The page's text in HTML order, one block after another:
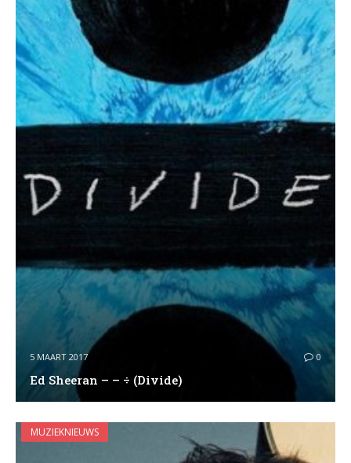
5 MAART 2017 0
Ed Sheeran – – ÷ (Divide)
MUZIEKNIEUWS